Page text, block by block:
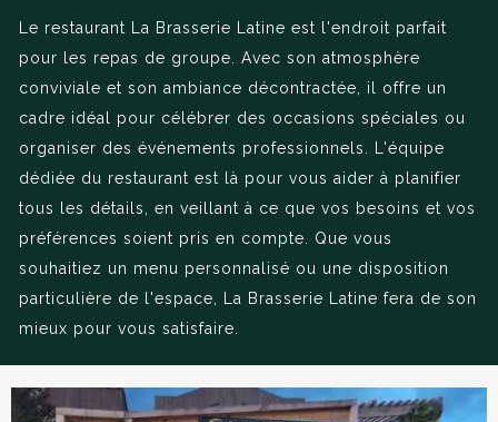
Le restaurant La Brasserie Latine est l'endroit parfait
pour les repas de groupe. Avec son atmosphère
conviviale et son ambiance décontractée, il offre un
cadre idéal pour célébrer des occasions spéciales ou
organiser des événements professionnels. L'équipe
dédiée du restaurant est là pour vous aider à planifier
tous les détails, en veillant à ce que vos besoins et vos
préférences soient pris en compte. Que vous
souhaitiez un menu personnalisé ou une disposition
particulière de l'espace, La Brasserie Latine fera de son
mieux pour vous satisfaire.